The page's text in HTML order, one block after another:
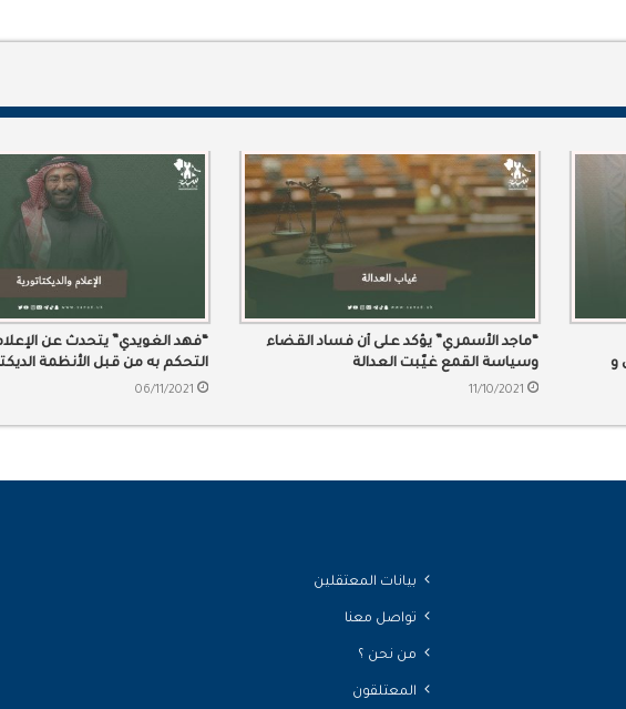
و
“ماجد الأسمري” يؤكد على أن فساد القضاء
وسياسة القمع غيّبت العدالة
11/10/2021
“فهد الغويدي” يتحدث عن
التحكم به من قبل الأنظمة
وتوجيهه لصالحها
06/11/2021
بيانات المعتقلين
تواصل معنا
من نحن ؟
المعتلقون